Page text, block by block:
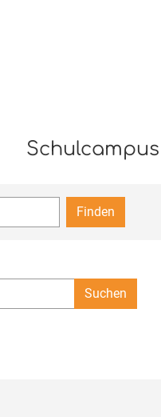
Schulcampus
Finden
Suchen